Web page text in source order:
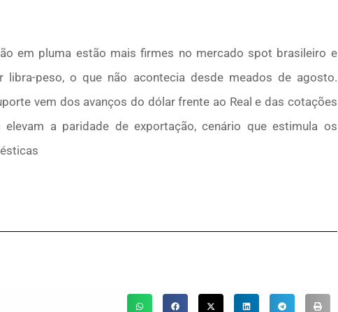
em pluma estão mais firmes no mercado spot brasileiro e
peso, o que não acontecia desde meados de agosto.
vem dos avanços do dólar frente ao Real e das cotações
a paridade de exportação, cenário que estimula os